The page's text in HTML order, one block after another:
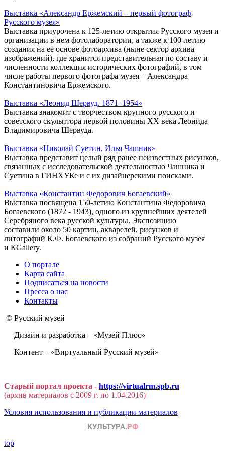
Выставка «Александр Ержемский – первый фотограф
Русского музея»
Выставка приурочена к 125-летию открытия Русского музея и
организации в нем фотолаборатории, а также к 100-летию
создания на ее основе фотоархива (ныне сектор архива
изображений), где хранится представительная по составу и
численности коллекция исторических фотографий, в том
числе работы первого фотографа музея – Александра
Константиновича Ержемского.
Выставка «Леонид Шервуд. 1871–1954»
Выставка знакомит с творчеством крупного русского и
советского скульптора первой половины ХХ века Леонида
Владимировича Шервуда.
Выставка «Николай Суетин. Илья Чашник»
Выставка представит целый ряд ранее неизвестных рисунков,
связанных с исследовательской деятельностью Чашника и
Суетина в ГИНХУКе и с их дизайнерскими поисками.
Выставка «Константин Федорович Богаевский»
Выставка посвящена 150-летию Константина Федоровича
Богаевского (1872 - 1943), одного из крупнейших деятелей
Серебряного века русской культуры. Экспозицию
составили около 50 картин, акварелей, рисунков и
литографий К.Ф. Богаевского из собраний Русского музея
и КGallery.
О портале
Карта сайта
Подписаться на новости
Пресса о нас
Контакты
© Русский музей
Дизайн и разработка – «Музей Плюс»
Контент – «Виртуальный Русский музей»
Старый портал проекта - https://virtualrm.spb.ru
(архив материалов с 2009 г. по 1.04.2016)
Условия использования и публикации материалов
top